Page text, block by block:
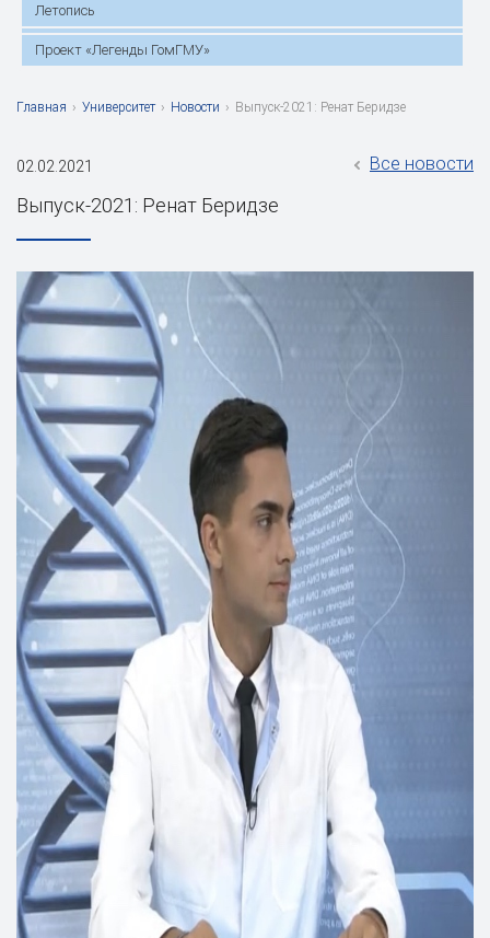
Летопись
Проект «Легенды ГомГМУ»
Главная › Университет › Новости › Выпуск-2021: Ренат Беридзе
02.02.2021 Все новости
Выпуск-2021: Ренат Беридзе